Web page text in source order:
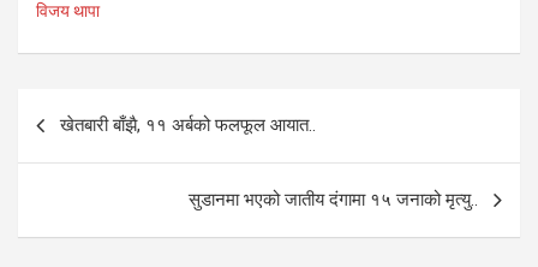
विजय थापा
Post
navigation
खेतबारी बाँझै, ११ अर्बको फलफूल आयात..
सुडानमा भएको जातीय दंगामा १५ जनाको मृत्यु..